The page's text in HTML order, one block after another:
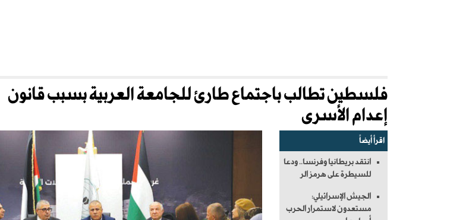
فلسطين تطالب باجتماع طارئ للجامعة العربية بسبب قانون
إعدام الأسرى
اقرأ أيضاً
انتقد بريطانيا وفرنسا.. ودعا
للسيطرة على هرمز الر
الجيش الإسرائيلي:
مستعدون لاستمرار الحرب